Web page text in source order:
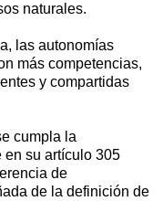
naturales.
las autonomías
más competencias,
y compartidas
cumpla la
su artículo 305
de
de la definición de